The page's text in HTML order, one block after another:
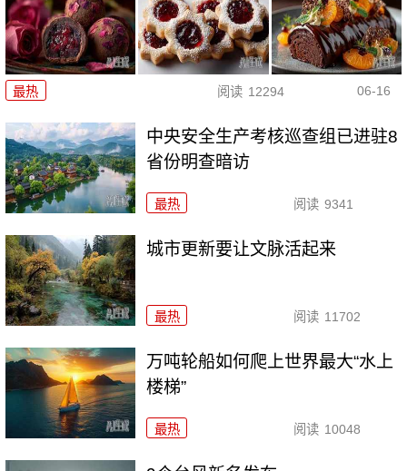
最热 阅读 12294 06-16
中央安全生产考核巡查组已进驻8
省份明查暗访
最热 阅读 9341
城市更新要让文脉活起来
最热 阅读 11702
万吨轮船如何爬上世界最大“水上
楼梯”
最热 阅读 10048